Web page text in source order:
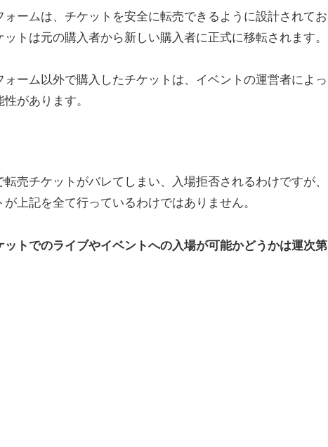
ォームは、チケットを安全に転売できるように設計されてお
ットは元の購入者から新しい購入者に正式に移転されます。
ォーム以外で購入したチケットは、イベントの運営者によっ
があります。
売チケットがバレてしまい、入場拒否されるわけですが、
上記を全て行っているわけではありません。
ットでのライブやイベントへの入場が可能かどうかは運次第